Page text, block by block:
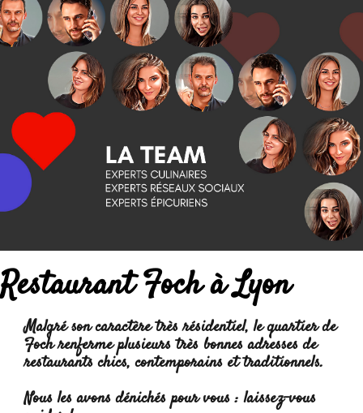
Restaurant Foch à Lyon
Malgré son caractère très résidentiel, le quartier de
Foch renferme plusieurs très bonnes adresses de
restaurants chics, contemporains et traditionnels.
Nous les avons dénichés pour vous : laissez-vous